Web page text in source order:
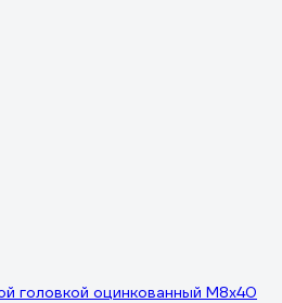
головкой оцинкованный М8x40